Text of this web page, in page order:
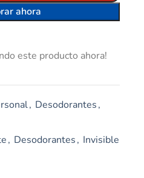
ahora
este producto ahora!
, Desodorantes,
, Desodorantes, Invisible